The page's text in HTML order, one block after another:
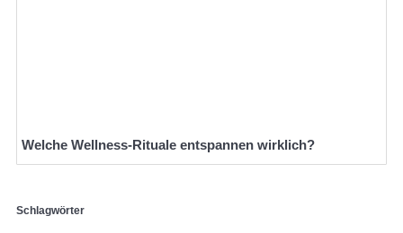
Welche Wellness-Rituale entspannen wirklich?
Schlagwörter